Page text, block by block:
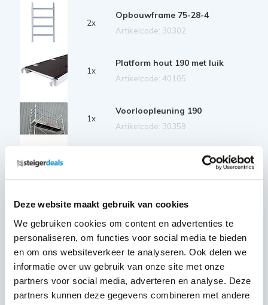
Deze website maakt gebruik van cookies
We gebruiken cookies om content en advertenties te
personaliseren, om functies voor social media te bieden
en om ons websiteverkeer te analyseren. Ook delen we
informatie over uw gebruik van onze site met onze
partners voor social media, adverteren en analyse. Deze
partners kunnen deze gegevens combineren met andere
2x
Opbouwframe 75-28-4
Artikelcode: 30302
1x
Platform hout 190 met luik
Artikelcode: 40105
1x
Voorloopleuning 190
Artikelcode: 30359
Diagonale schoor 190
Horizontale schoor 190
Artikelcode: 30321
Kantplankset aluminium 75x190
Artikelcode: 40230
Wiel nylon + stalen spindel 20